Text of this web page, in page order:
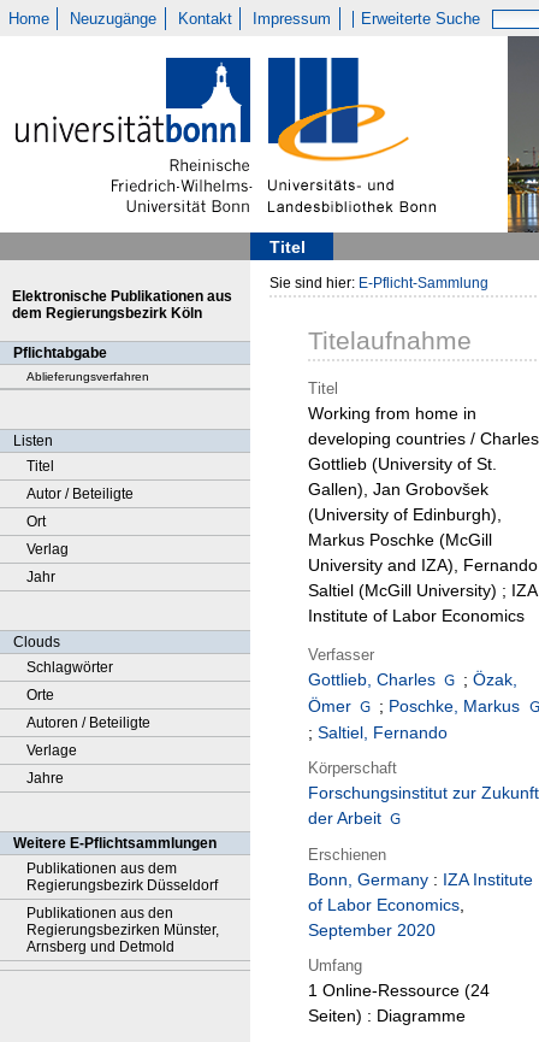
Home Neuzugänge Kontakt Impressum Erweiterte Suche
Titel
Elektronische Publikationen aus
dem Regierungsbezirk Köln
Pflichtabgabe
Ablieferungsverfahren
Listen
Titel
Autor / Beteiligte
Ort
Verlag
Jahr
Clouds
Schlagwörter
Orte
Autoren / Beteiligte
Verlage
Jahre
Weitere E-Pflichtsammlungen
Publikationen aus dem
Regierungsbezirk Düsseldorf
Publikationen aus den
Regierungsbezirken Münster,
Arnsberg und Detmold
Sie sind hier: E-Pflicht-Sammlung
Titelaufnahme
Titel
Working from home in
developing countries / Charles
Gottlieb (University of St.
Gallen), Jan Grobovšek
(University of Edinburgh),
Markus Poschke (McGill
University and IZA), Fernando
Saltiel (McGill University) ; IZA
Institute of Labor Economics
Verfasser
Gottlieb, Charles ; Özak,
Ömer
; Poschke, Markus
; Saltiel, Fernando
Körperschaft
Forschungsinstitut zur Zukunft
der Arbeit
Erschienen
Bonn, Germany : IZA Institute
of Labor Economics,
September 2020
Umfang
1 Online-Ressource (24
Seiten) : Diagramme